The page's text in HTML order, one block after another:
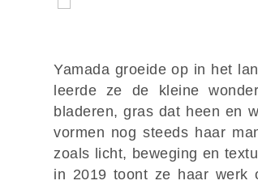
Yamada groeide op in het
leerde ze de kleine
bladeren, gras dat heen en
vormen nog steeds haar
zoals licht, beweging en
in 2019 toont ze haar werk